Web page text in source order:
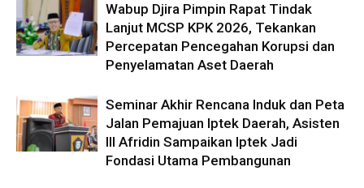
Wabup Djira Pimpin Rapat Tindak
Lanjut MCSP KPK 2026, Tekankan
Percepatan Pencegahan Korupsi dan
Penyelamatan Aset Daerah
Seminar Akhir Rencana Induk dan Peta
Jalan Pemajuan Iptek Daerah, Asisten
III Afridin Sampaikan Iptek Jadi
Fondasi Utama Pembangunan